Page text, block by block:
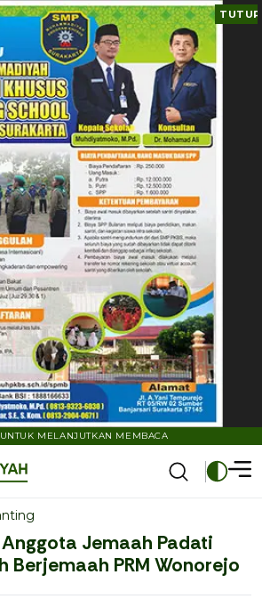
TUTUP
MELANJUTKAN MEMBACA
Jemaah Padati
Berjemaah PRM Wonorejo